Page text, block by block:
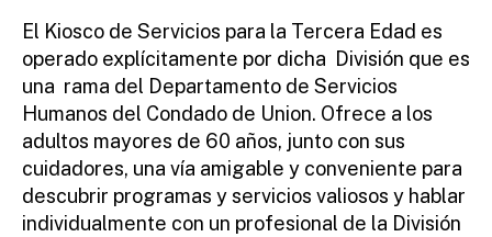
El Kiosco de Servicios para la Tercera Edad es
operado explícitamente por dicha División que es
una rama del Departamento de Servicios
Humanos del Condado de Union. Ofrece a los
adultos mayores de 60 años, junto con sus
cuidadores, una vía amigable y conveniente para
descubrir programas y servicios valiosos y hablar
individualmente con un profesional de la División